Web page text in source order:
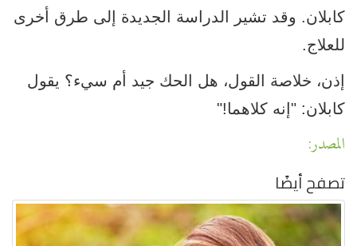
كابلان. وقد تشير الدراسة الجديدة إلى طرق أخرى
للعلاج.
إذن، خلاصة القول، هل الحك جيد أم سيء؟ يقول
كابلان: "إنه كلاهما!"
المصدر:
تصفح أيضًا